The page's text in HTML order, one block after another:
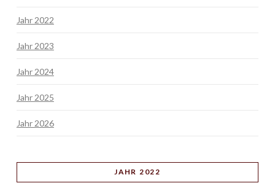
Jahr 2022
Jahr 2023
Jahr 2024
Jahr 2025
Jahr 2026
JAHR 2022